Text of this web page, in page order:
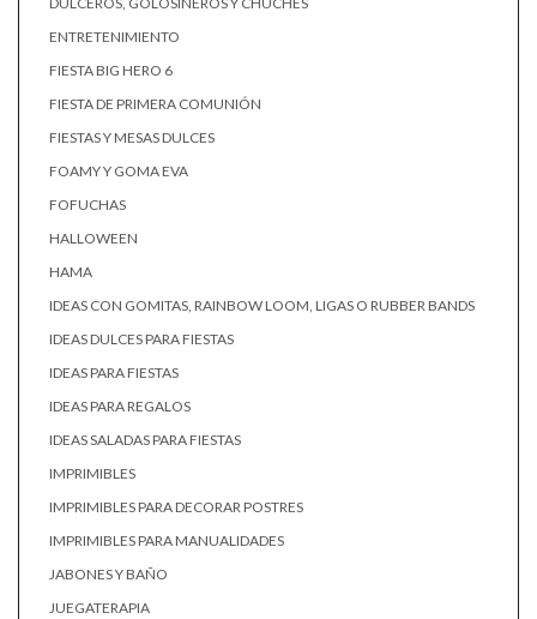
ENTRETENIMIENTO
FIESTA BIG HERO 6
FIESTA DE PRIMERA COMUNIÓN
FIESTAS Y MESAS DULCES
FOAMY Y GOMA EVA
FOFUCHAS
HALLOWEEN
HAMA
IDEAS CON GOMITAS, RAINBOW LOOM, LIGAS O RUBBER BANDS
IDEAS DULCES PARA FIESTAS
IDEAS PARA FIESTAS
IDEAS PARA REGALOS
IDEAS SALADAS PARA FIESTAS
IMPRIMIBLES
IMPRIMIBLES PARA DECORAR POSTRES
IMPRIMIBLES PARA MANUALIDADES
JABONES Y BAÑO
JUEGATERAPIA